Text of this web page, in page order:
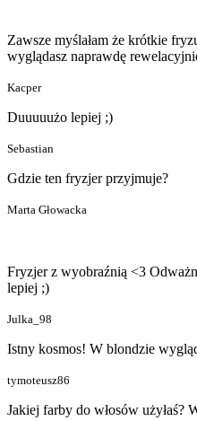
Zawsze myślałam że krótkie
wyglądasz naprawdę
Kacper
Duuuuużo lepiej ;)
Sebastian
Gdzie ten fryzjer przyjmuje?
Marta Głowacka
Fryzjer z wyobraźnią <3
lepiej ;)
Julka_98
Istny kosmos! W blondzie
tymoteusz86
Jakiej farby do włosów użyłaś?